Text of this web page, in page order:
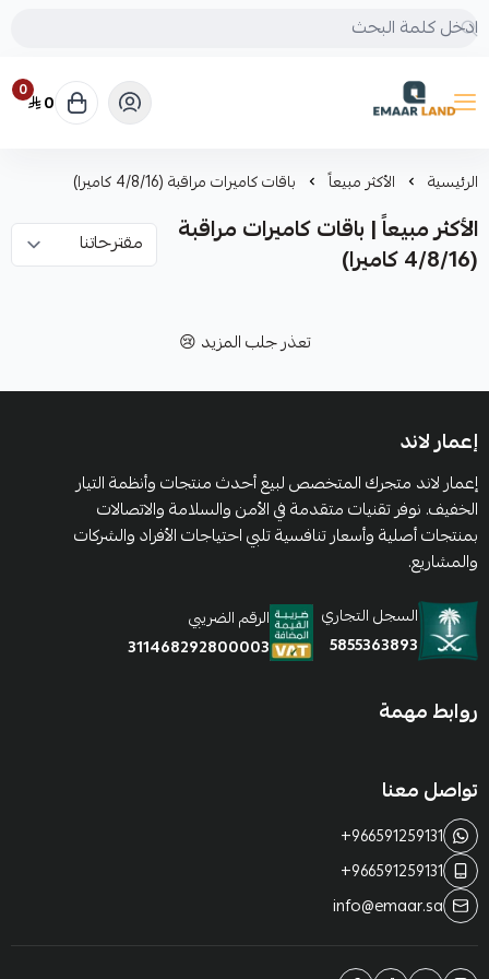
إعمار لاند
0 0
الرئيسية الأكثر مبيعاً باقات كاميرات مراقبة (4/8/16 كاميرا)
الأكثر مبيعاً | باقات كاميرات مراقبة
(4/8/16 كاميرا)
تعذر جلب المزيد 😢
إعمار لاند
إعمار لاند متجرك المتخصص لبيع أحدث منتجات وأنظمة التيار
الخفيف. نوفر تقنيات متقدمة في الأمن والسلامة والاتصالات
بمنتجات أصلية وأسعار تنافسية تلبي احتياجات الأفراد والشركات
والمشاريع.
السجل التجاري
5855363893
الرقم الضريبي
311468292800003
روابط مهمة
تواصل معنا
+966591259131
+966591259131
info@emaar.sa